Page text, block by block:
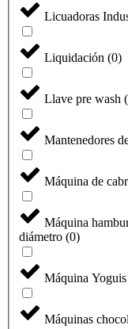
Licuadoras
Liquidación (0)
Llave pre wash (
Mantenedores
Máquina de
Máquina
diámetro (0)
Máquina Yoguis
Máquinas